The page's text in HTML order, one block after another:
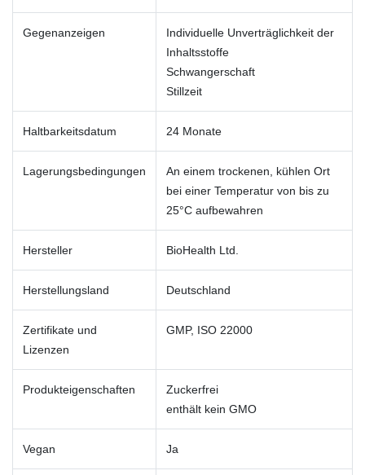
Gegenanzeigen
Individuelle Unverträglichkeit der
Inhaltsstoffe
Schwangerschaft
Stillzeit
Haltbarkeitsdatum 24 Monate
Lagerungsbedingungen
An einem trockenen, kühlen Ort
bei einer Temperatur von bis zu
25°C aufbewahren
Hersteller BioHealth Ltd.
Herstellungsland Deutschland
Zertifikate und
Lizenzen
GMP, ISO 22000
Produkteigenschaften
Zuckerfrei
enthält kein GMO
Vegan Ja